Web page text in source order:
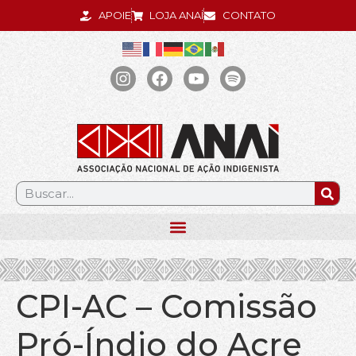
APOIE LOJA ANAÍ CONTATO
.
CPI-AC – Comissão
Pró-Índio do Acre